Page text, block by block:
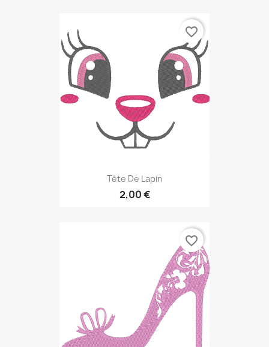
Tête De Lapin
2,00 €
favorite_border
favorite_border